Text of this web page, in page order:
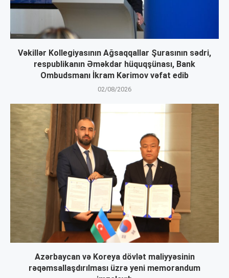
Vəkillər Kollegiyasının Ağsaqqallar Şurasının sədri,
respublikanın Əməkdar hüquqşünası, Bank
Ombudsmanı İkram Kərimov vəfat edib
02/08/2026
Azərbaycan və Koreya dövlət maliyyəsinin
rəqəmsallaşdırılması üzrə yeni memorandum